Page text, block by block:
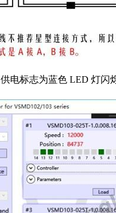
供电标志为蓝色 LED 灯闪